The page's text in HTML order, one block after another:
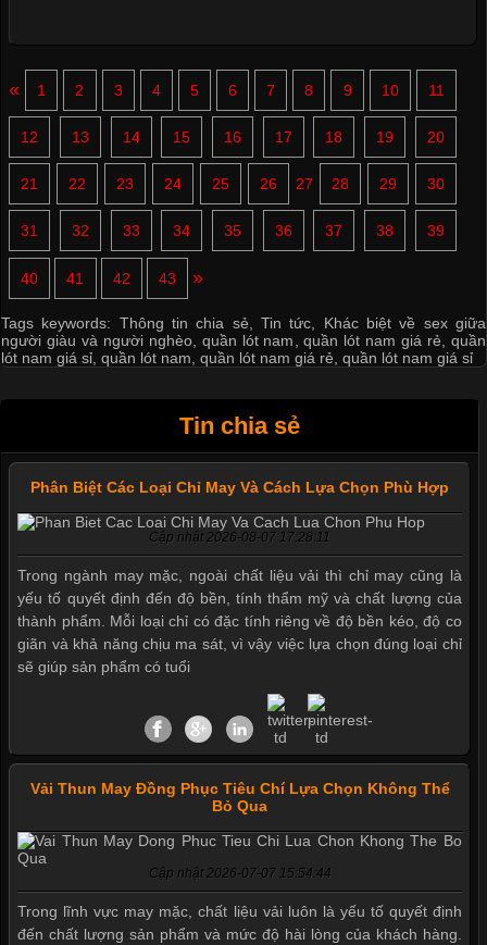
« 1 2 3 4 5 6 7 8 9 10 11
12 13 14 15 16 17 18 19 20
21 22 23 24 25 26 27 28 29 30
31 32 33 34 35 36 37 38 39
40 41 42 43 »
Tags keywords: Thông tin chia sẻ ,Tin tức
Khác biệt về sex giữa
người giàu và người nghèo, quần lót nam ,quần lót nam giá rẻ ,quần
lót nam giá sỉ quần lót nam quần lót nam giá rẻ quần lót nam giá sỉ
Tin chia sẻ
Phân Biệt Các Loại Chỉ May Và Cách Lựa Chọn Phù Hợp
Cập nhật 2026-08-07 17:28:11
Trong ngành may mặc, ngoài chất liệu vải thì chỉ may cũng là
yếu tố quyết định đến độ bền, tính thẩm mỹ và chất lượng của
thành phẩm. Mỗi loại chỉ có đặc tính riêng về độ bền kéo, độ co
giãn và khả năng chịu ma sát, vì vậy việc lựa chọn đúng loại chỉ
sẽ giúp sản phẩm có tuổi
Vải Thun May Đồng Phục Tiêu Chí Lựa Chọn Không Thể
Bỏ Qua
Cập nhật 2026-07-07 15:54:44
Trong lĩnh vực may mặc, chất liệu vải luôn là yếu tố quyết định
đến chất lượng sản phẩm và mức độ hài lòng của khách hàng.
Mẫu quần short quần lót nam nữ hè thu 2017
Thị hiều quần lót nam bơi lội nam và nữ 2017